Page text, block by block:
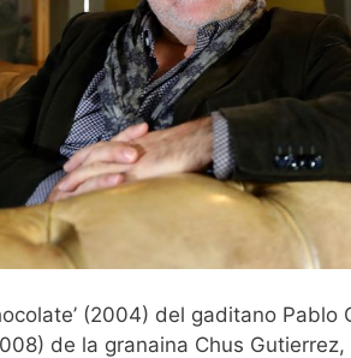
(2004) del gaditano Pablo
de la granaina Chus Gutierrez,